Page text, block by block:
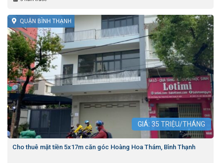
QUẬN BÌNH THẠNH
GIÁ: 35 TRIỆU/THÁNG
Cho thuê mặt tiền 5x17m căn góc Hoàng Hoa Thám, Bình Thạnh